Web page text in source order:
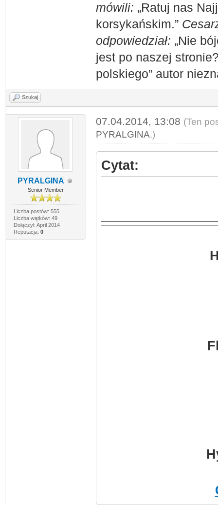
mówili: „Ratuj nas
korsykańskim.”
odpowiedział: „Nie
jest po naszej
polskiego” autor
Szukaj
PYRALGINA
Senior Member
Liczba postów: 555
Liczba wątków: 49
Dołączył: April 2014
Reputacja: 0
07.04.2014, 13:08 (Ten
PYRALGINA.)
Cytat: